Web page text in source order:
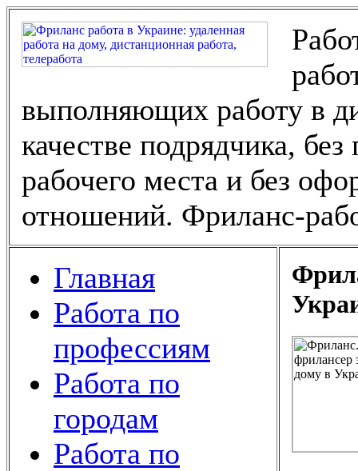
выполняющих работу в
качестве подрядчика,
рабочего места и без
отношений. Фриланс-
Главная
Работа по
профессиям
Работа по
городам
Работа по